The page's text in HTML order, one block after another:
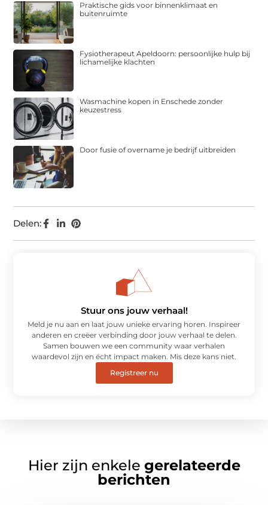
Delen:
Praktische gids voor binnenklimaat en
buitenruimte
Fysiotherapeut Apeldoorn: persoonlijke hulp bij
lichamelijke klachten
Wasmachine kopen in Enschede zonder
keuzestress
Door fusie of overname je bedrijf uitbreiden
Stuur ons jouw verhaal!
Meld je nu aan en laat jouw unieke ervaring horen. Inspireer
anderen en creëer verbinding door jouw verhaal te delen.
Samen bouwen we een community waar verhalen
waardevol zijn en écht impact maken. Mis deze kans niet.
Registreer nu
Hier zijn enkele gerelateerde
berichten